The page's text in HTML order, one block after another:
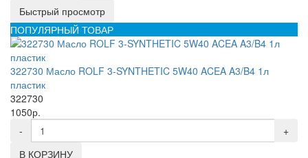
Быстрый просмотр
ПОПУЛЯРНЫЙ ТОВАР
322730 Масло ROLF 3-SYNTHETIC 5W40 ACEA A3/B4 1л
пластик
322730
1050р.
-
+
В КОРЗИНУ